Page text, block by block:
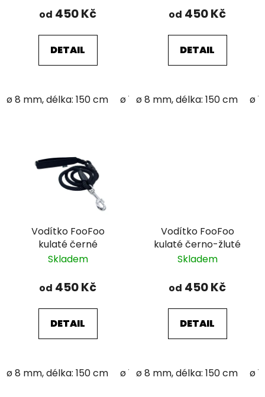
od 450 Kč
DETAIL
ø 8 mm, délka: 150 cm ø 12 mm; délka: 150 cm
od 450 Kč
DETAIL
ø 8 mm, délka: 150 cm ø
Vodítko FooFoo
kulaté černé
Skladem
od 450 Kč
DETAIL
ø 8 mm, délka: 150 cm ø 12 mm; délka: 150 cm
Vodítko FooFoo
kulaté černo-žluté
Skladem
od 450 Kč
DETAIL
ø 8 mm, délka: 150 cm ø